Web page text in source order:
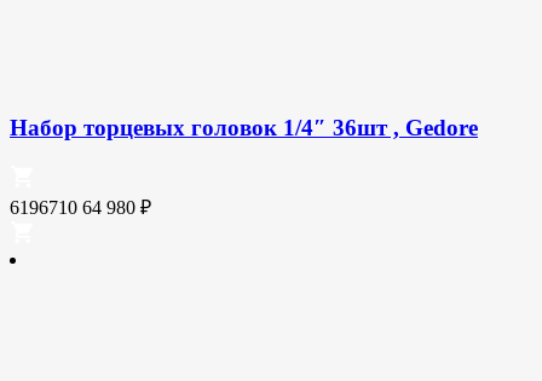
Набор торцевых головок 1/4″ 36шт , Gedore
6196710 64 980 ₽